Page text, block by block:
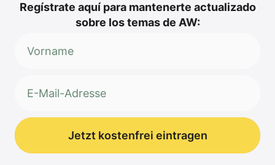
Regí­s­tra­te aquí para man­ten­er­te actua­liz­ado
sob­re los temas de AW:
Jetzt kostenfrei eintragen